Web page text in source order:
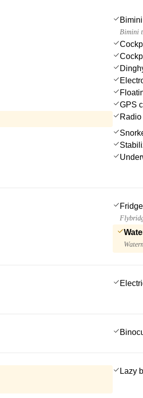
Bimini
Bimini
GPS
Radio
Fridge
Lazy